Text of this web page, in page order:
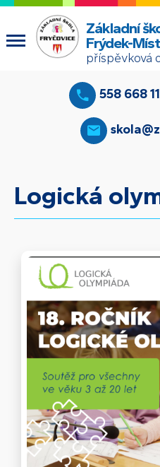
Základní
Frýdek-
příspěvková
558 668
Logická